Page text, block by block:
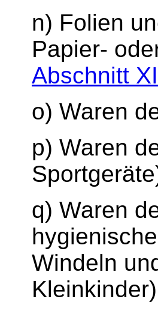
n) Folien
Papier-
Abschnitt
o) Waren
p) Waren
q) Waren
Windeln